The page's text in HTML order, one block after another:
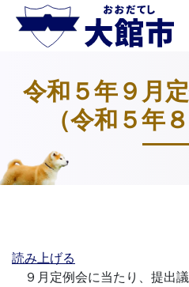
令和５年９月
（令和５年
読み上げる
９月定例会に当たり、提出議